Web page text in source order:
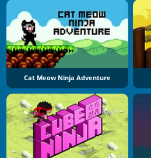
Cat Meow Ninja Adventure